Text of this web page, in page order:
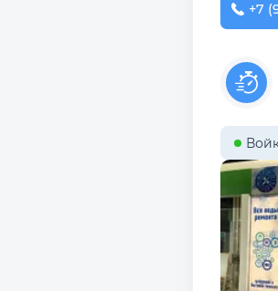
+7